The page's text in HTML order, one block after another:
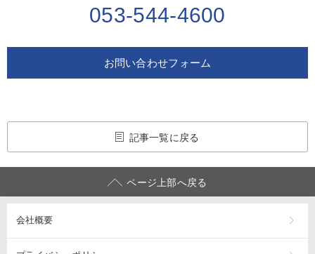
053-544-4600
お問い合わせフォーム
記事一覧に戻る
ページ上部へ戻る
会社概要